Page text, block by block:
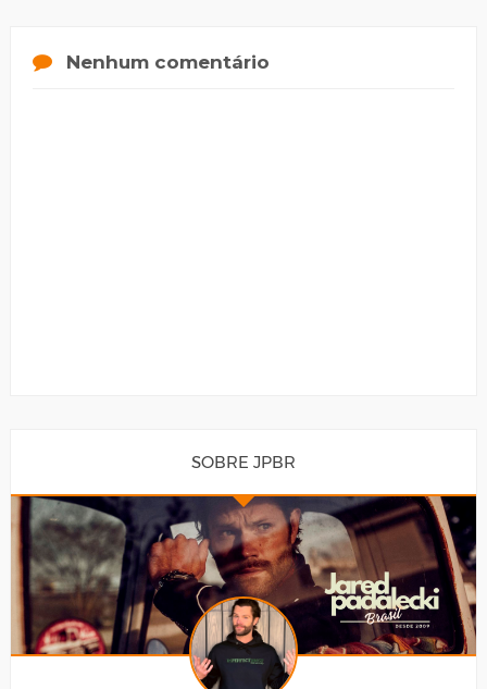
Nenhum comentário
SOBRE JPBR